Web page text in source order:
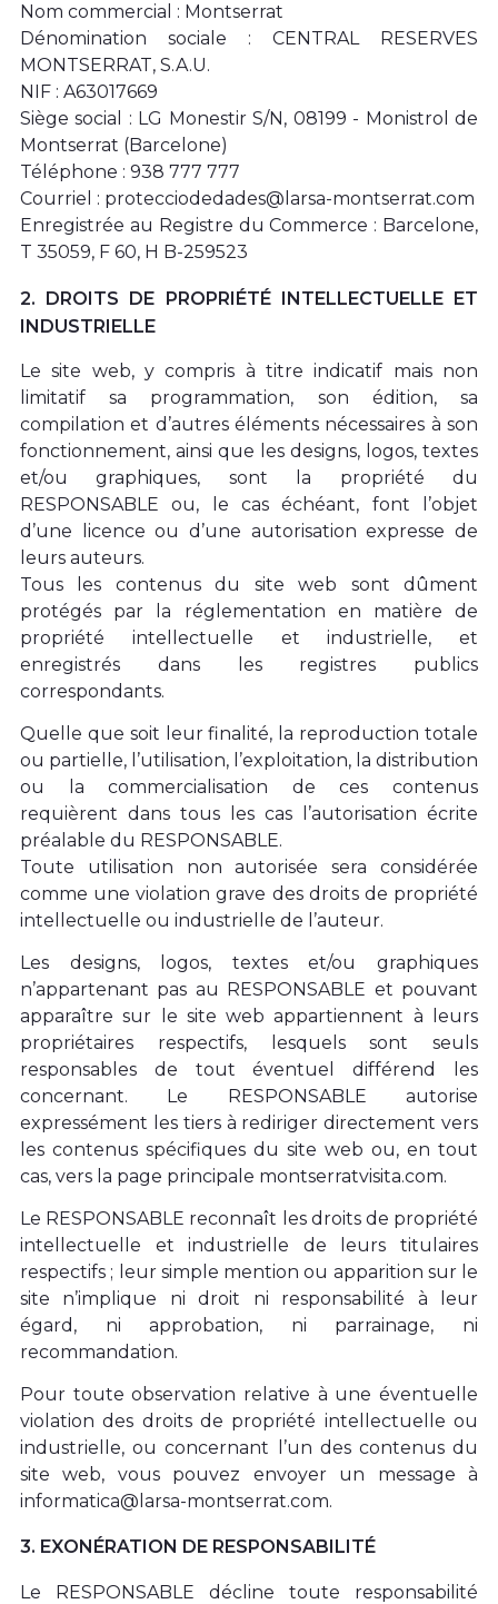
Nom commercial : Montserrat
Dénomination sociale : CENTRAL RESERVES
MONTSERRAT, S.A.U.
NIF : A63017669
Siège social : LG Monestir S/N, 08199 - Monistrol de
Montserrat (Barcelone)
Téléphone : 938 777 777
Courriel : protecciodedades@larsa-montserrat.com
Enregistrée au Registre du Commerce : Barcelone,
T 35059, F 60, H B-259523
2. DROITS DE PROPRIÉTÉ INTELLECTUELLE ET
INDUSTRIELLE
Le site web, y compris à titre indicatif mais non
limitatif sa programmation, son édition, sa
compilation et d’autres éléments nécessaires à son
fonctionnement, ainsi que les designs, logos, textes
et/ou graphiques, sont la propriété du
RESPONSABLE ou, le cas échéant, font l’objet
d’une licence ou d’une autorisation expresse de
leurs auteurs.
Tous les contenus du site web sont dûment
protégés par la réglementation en matière de
propriété intellectuelle et industrielle, et
enregistrés dans les registres publics
correspondants.
Quelle que soit leur finalité, la reproduction totale
ou partielle, l’utilisation, l’exploitation, la distribution
ou la commercialisation de ces contenus
requièrent dans tous les cas l’autorisation écrite
préalable du RESPONSABLE.
Toute utilisation non autorisée sera considérée
comme une violation grave des droits de propriété
intellectuelle ou industrielle de l’auteur.
Les designs, logos, textes et/ou graphiques
n’appartenant pas au RESPONSABLE et pouvant
apparaître sur le site web appartiennent à leurs
propriétaires respectifs, lesquels sont seuls
responsables de tout éventuel différend les
concernant. Le RESPONSABLE autorise
expressément les tiers à rediriger directement vers
les contenus spécifiques du site web ou, en tout
cas, vers la page principale montserratvisita.com.
Le RESPONSABLE reconnaît les droits de propriété
intellectuelle et industrielle de leurs titulaires
respectifs ; leur simple mention ou apparition sur le
site n’implique ni droit ni responsabilité à leur
égard, ni approbation, ni parrainage, ni
recommandation.
Pour toute observation relative à une éventuelle
violation des droits de propriété intellectuelle ou
industrielle, ou concernant l’un des contenus du
site web, vous pouvez envoyer un message à
informatica@larsa-montserrat.com.
3. EXONÉRATION DE RESPONSABILITÉ
Le RESPONSABLE décline toute responsabilité